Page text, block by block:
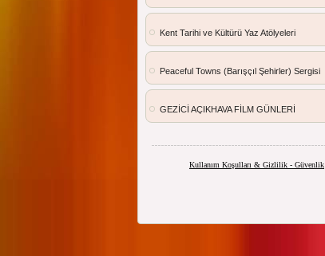
Kent Tarihi ve Kültürü Yaz Atölyeleri
Peaceful Towns (Barışçıl Şehirler) Sergisi
GEZİCİ AÇIKHAVA FİLM GÜNLERİ
Kullanım Koşulları & Gizlilik - Güvenlik